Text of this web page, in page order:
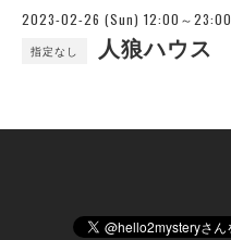
2023-02-26 (Sun) 12:00～23:00
指定なし 人狼ハウス